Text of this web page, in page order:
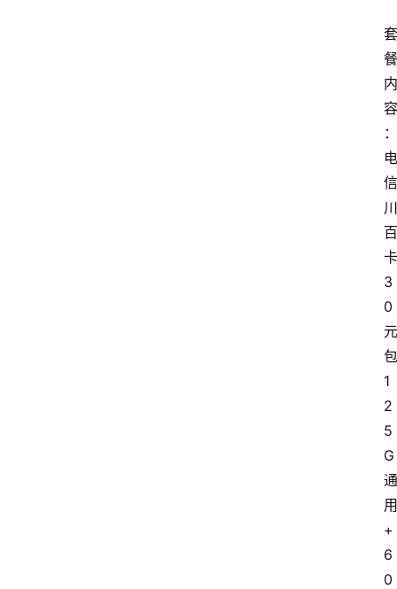
套
餐
内
容
：
电
信
川
百
卡
3
0
元
包
1
2
5
G
通
用
+
6
0